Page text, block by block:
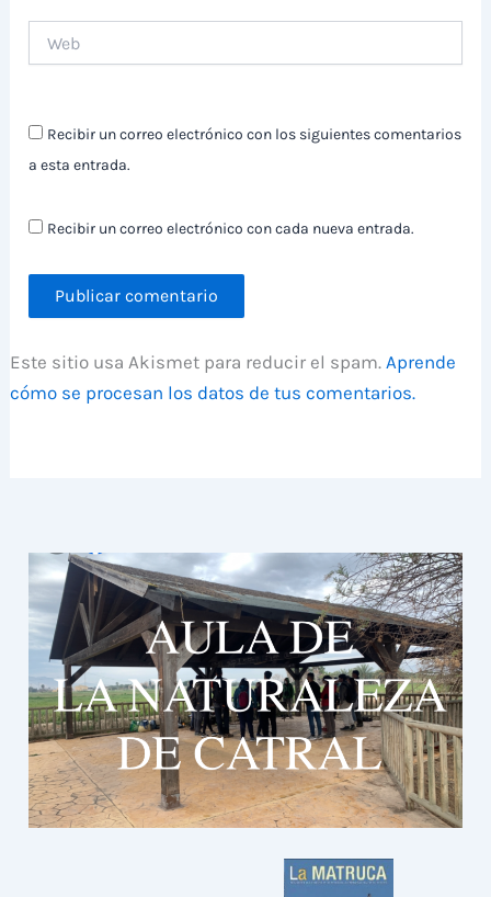
Recibir un correo electrónico con los siguientes comentarios
a esta entrada.
Recibir un correo electrónico con cada nueva entrada.
Este sitio usa Akismet para reducir el spam. Aprende
cómo se procesan los datos de tus comentarios.